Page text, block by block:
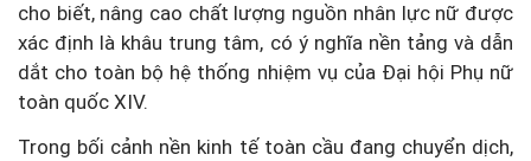
cho biết, nâng cao chất lượng nguồn nhân lực nữ được
xác định là khâu trung tâm, có ý nghĩa nền tảng và dẫn
dắt cho toàn bộ hệ thống nhiệm vụ của Đại hội Phụ nữ
toàn quốc XIV.
Trong bối cảnh nền kinh tế toàn cầu đang chuyển dịch,